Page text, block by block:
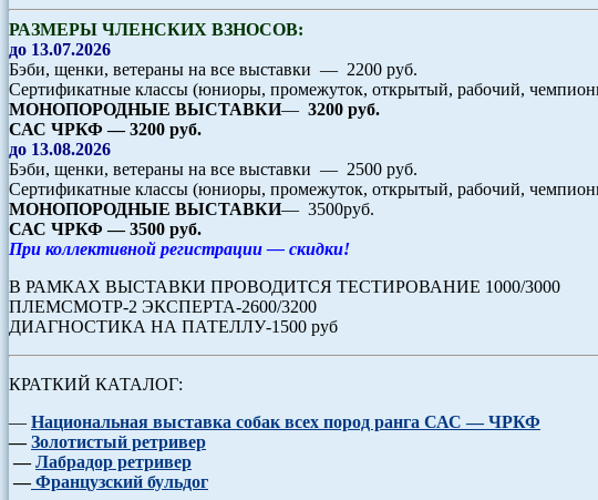
РАЗМЕРЫ ЧЛЕНСКИХ ВЗНОСОВ:
до 13.07.2026
Бэби, щенки, ветераны на все выставки — 2200 руб.
Сертификатные классы (юниоры, промежуток, открытый, рабочий,
МОНОПОРОДНЫЕ ВЫСТАВКИ— 3200 руб.
САС ЧРКФ — 3200 руб.
до 13.08.2026
Бэби, щенки, ветераны на все выставки — 2500 руб.
Сертификатные классы (юниоры, промежуток, открытый, рабочий,
МОНОПОРОДНЫЕ ВЫСТАВКИ— 3500руб.
САС ЧРКФ — 3500 руб.
При коллективной регистрации — скидки!
В РАМКАХ ВЫСТАВКИ ПРОВОДИТСЯ ТЕСТИРОВАНИЕ 1000/3000
ПЛЕМСМОТР-2 ЭКСПЕРТА-2600/3200
ДИАГНОСТИКА НА ПАТЕЛЛУ-1500 руб
КРАТКИЙ КАТАЛОГ:
— Национальная выставка собак всех пород ранга САС — ЧРКФ
—Золотистый ретривер
—Лабрадор ретривер
—Французский бульдог